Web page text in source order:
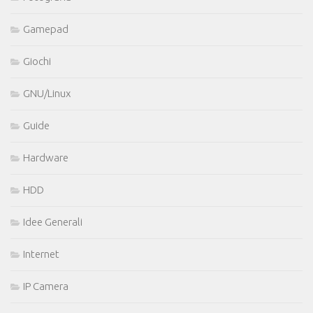
Gamepad
Giochi
GNU/Linux
Guide
Hardware
HDD
Idee Generali
Internet
IP Camera